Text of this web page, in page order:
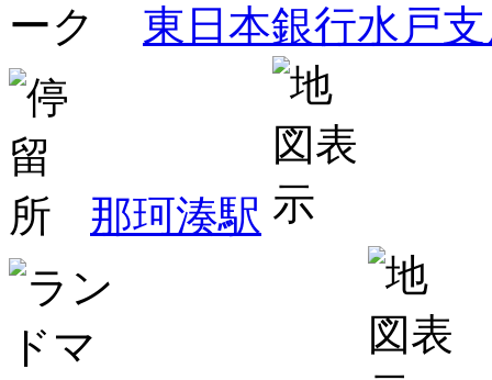
東日本銀行水戸
那珂湊駅